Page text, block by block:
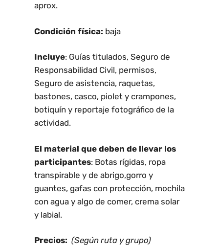
aprox.
Condición física: baja
Incluye: Guías titulados, Seguro de
Responsabilidad Civil, permisos,
Seguro de asistencia, raquetas,
bastones, casco, piolet y crampones,
botiquín y reportaje fotográfico de la
actividad.
El material que deben de llevar los
participantes: Botas rígidas, ropa
transpirable y de abrigo,gorro y
guantes, gafas con protección, mochila
con agua y algo de comer, crema solar
y labial.
Precios: (Según ruta y grupo)